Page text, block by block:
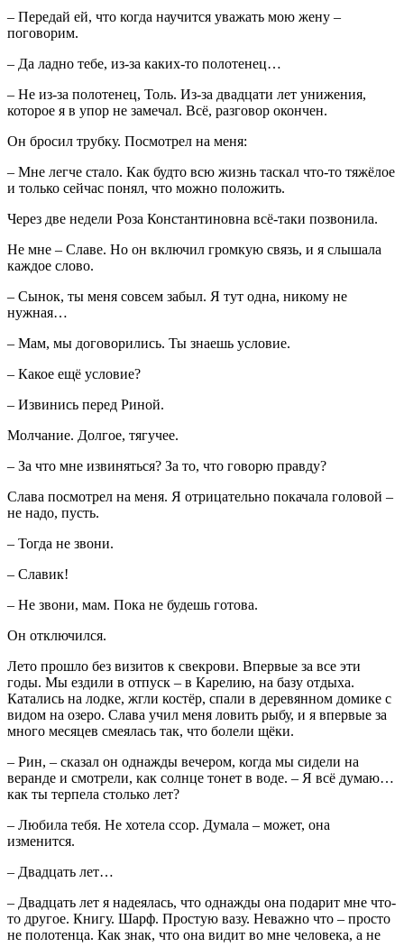
– Передай ей, что когда научится уважать мою жену –
поговорим.
– Да ладно тебе, из-за каких-то полотенец…
– Не из-за полотенец, Толь. Из-за двадцати лет унижения,
которое я в упор не замечал. Всё, разговор окончен.
Он бросил трубку. Посмотрел на меня:
– Мне легче стало. Как будто всю жизнь таскал что-то тяжёлое
и только сейчас понял, что можно положить.
Через две недели Роза Константиновна всё-таки позвонила.
Не мне – Славе. Но он включил громкую связь, и я слышала
каждое слово.
– Сынок, ты меня совсем забыл. Я тут одна, никому не
нужная…
– Мам, мы договорились. Ты знаешь условие.
– Какое ещё условие?
– Извинись перед Риной.
Молчание. Долгое, тягучее.
– За что мне извиняться? За то, что говорю правду?
Слава посмотрел на меня. Я отрицательно покачала головой –
не надо, пусть.
– Тогда не звони.
– Славик!
– Не звони, мам. Пока не будешь готова.
Он отключился.
Лето прошло без визитов к свекрови. Впервые за все эти
годы. Мы ездили в отпуск – в Карелию, на базу отдыха.
Катались на лодке, жгли костёр, спали в деревянном домике с
видом на озеро. Слава учил меня ловить рыбу, и я впервые за
много месяцев смеялась так, что болели щёки.
– Рин, – сказал он однажды вечером, когда мы сидели на
веранде и смотрели, как солнце тонет в воде. – Я всё думаю…
как ты терпела столько лет?
– Любила тебя. Не хотела ссор. Думала – может, она
изменится.
– Двадцать лет…
– Двадцать лет я надеялась, что однажды она подарит мне что-
то другое. Книгу. Шарф. Простую вазу. Неважно что – просто
не полотенца. Как знак, что она видит во мне человека, а не